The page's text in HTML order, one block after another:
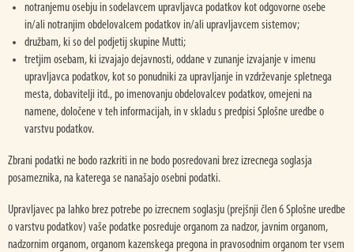
notranjemu osebju in sodelavcem upravljavca podatkov kot odgovorne osebe
in/ali notranjim obdelovalcem podatkov in/ali upravljavcem sistemov;
družbam, ki so del podjetij skupine Mutti;
tretjim osebam, ki izvajajo dejavnosti, oddane v zunanje izvajanje v imenu
upravljavca podatkov, kot so ponudniki za upravljanje in vzdrževanje spletnega
mesta, dobavitelji itd., po imenovanju obdelovalcev podatkov, omejeni na
namene, določene v teh informacijah, in v skladu s predpisi Splošne uredbe o
varstvu podatkov.
Zbrani podatki ne bodo razkriti in ne bodo posredovani brez izrecnega soglasja
posameznika, na katerega se nanašajo osebni podatki.
Upravljavec pa lahko brez potrebe po izrecnem soglasju (prejšnji člen 6 Splošne uredbe
o varstvu podatkov) vaše podatke posreduje organom za nadzor, javnim organom,
nadzornim organom, organom kazenskega pregona in pravosodnim organom ter vsem